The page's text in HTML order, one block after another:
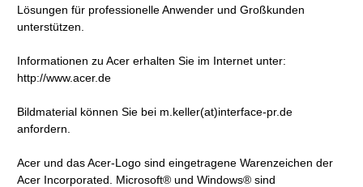
Lösungen für professionelle Anwender und Großkunden
unterstützen.
Informationen zu Acer erhalten Sie im Internet unter:
http://www.acer.de
Bildmaterial können Sie bei m.keller(at)interface-pr.de
anfordern.
Acer und das Acer-Logo sind eingetragene Warenzeichen der
Acer Incorporated. Microsoft® und Windows® sind